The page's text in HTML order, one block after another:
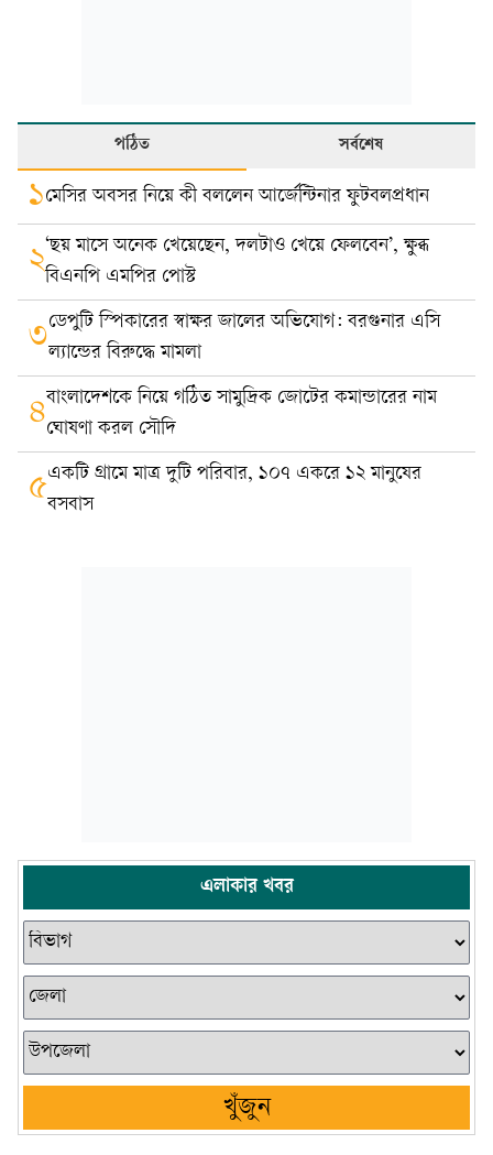
পঠিত সর্বশেষ
১মেসির অবসর নিয়ে কী বললেন আর্জেন্টিনার ফুটবলপ্রধান
২‘ছয় মাসে অনেক খেয়েছেন, দলটাও খেয়ে ফেলবেন’, ক্ষুব্ধ
বিএনপি এমপির পোস্ট
৩ডেপুটি স্পিকারের স্বাক্ষর জালের অভিযোগ: বরগুনার এসি
ল্যান্ডের বিরুদ্ধে মামলা
৪বাংলাদেশকে নিয়ে গঠিত সামুদ্রিক জোটের কমান্ডারের নাম
ঘোষণা করল সৌদি
৫একটি গ্রামে মাত্র দুটি পরিবার, ১০৭ একরে ১২ মানুষের
বসবাস
এলাকার খবর
খুঁজুন